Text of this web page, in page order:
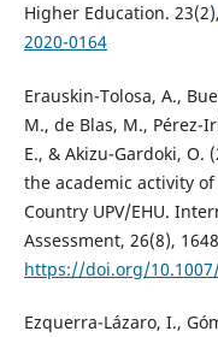
Higher Education. 23(2),
2020-0164
Erauskin-Tolosa, A.,
M., de Blas, M., Pérez-
E., & Akizu-Gardoki, O.
the academic activity
Country UPV/EHU.
Assessment, 26(8),
https://doi.org/
Ezquerra-Lázaro, I.,